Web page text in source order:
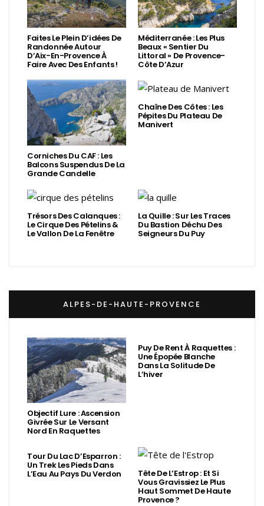
Faites Le Plein D’idées De
Randonnée Autour
D’Aix-En-Provence À
Faire Avec Des Enfants !
Méditerranée : Les Plus
Beaux « Sentier Du
Littoral » De Provence-
Côte D’Azur
Corniches Du CAF : Les
Balcons Suspendus De La
Grande Candelle
Chaîne Des Côtes : Les
Pépites Du Plateau De
Manivert
Trésors Des Calanques :
Le Cirque Des Pételins &
Le Vallon De La Fenêtre
La Quille : Sur Les Traces
Du Bastion Déchu Des
Seigneurs Du Puy
ALPES-DE-HAUTE-PROVENCE
Objectif Lure : Ascension
Givrée Sur Le Versant
Nord En Raquettes
Puy De Rent À Raquettes :
Une Épopée Blanche
Dans La Solitude De
L’hiver
Tour Du Lac D’Esparron :
Un Trek Les Pieds Dans
L’Eau Au Pays Du Verdon Tête De L’Estrop : Et Si
Vous Gravissiez Le Plus
Haut Sommet De Haute
Provence ?